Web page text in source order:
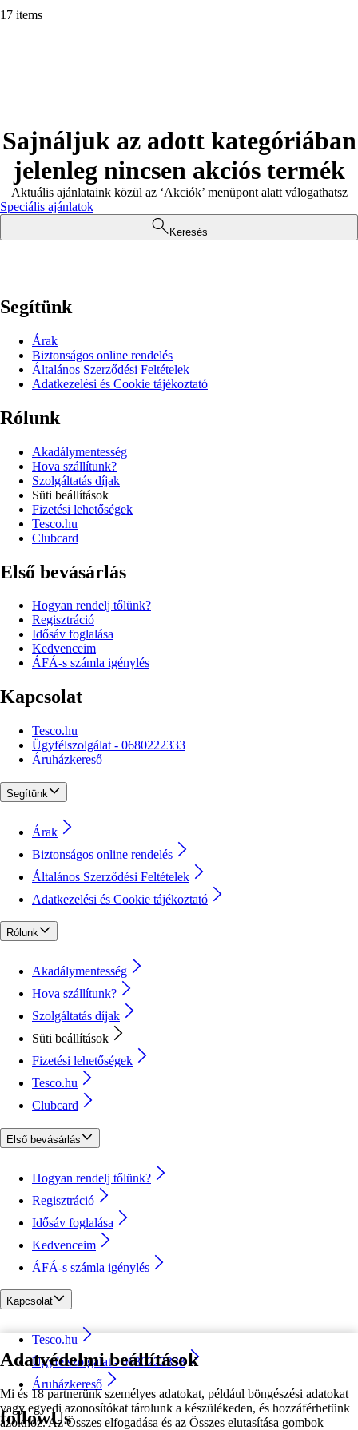
Adatvédelmi beállítások
Mi és 18 partnerünk személyes adatokat, például böngészési adatokat
vagy egyedi azonosítókat tárolunk a készülékeden, és hozzáférhetünk
azokhoz. Az Összes elfogadása és az Összes elutasítása gombok
17 items
Sajnáljuk az adott kategóriában
jelenleg nincsen akciós termék
Aktuális ajánlataink közül az ‘Akciók’ menüpont alatt válogathatsz
Speciális ajánlatok
Keresés
Segítünk
Árak
Biztonságos online rendelés
Általános Szerződési Feltételek
Adatkezelési és Cookie tájékoztató
Rólunk
Akadálymentesség
Hova szállítunk?
Szolgáltatás díjak
Süti beállítások
Fizetési lehetőségek
Tesco.hu
Clubcard
Első bevásárlás
Hogyan rendelj tőlünk?
Regisztráció
Idősáv foglalása
Kedvenceim
ÁFÁ-s számla igénylés
Kapcsolat
Tesco.hu
Ügyfélszolgálat - 0680222333
Áruházkereső
Segítünk
Árak
Biztonságos online rendelés
Általános Szerződési Feltételek
Adatkezelési és Cookie tájékoztató
Rólunk
Akadálymentesség
Hova szállítunk?
Szolgáltatás díjak
Süti beállítások
Fizetési lehetőségek
Tesco.hu
Clubcard
Első bevásárlás
Hogyan rendelj tőlünk?
Regisztráció
Idősáv foglalása
Kedvenceim
ÁFÁ-s számla igénylés
Kapcsolat
Tesco.hu
Ügyfélszolgálat - 0680222333
Áruházkereső
followUs